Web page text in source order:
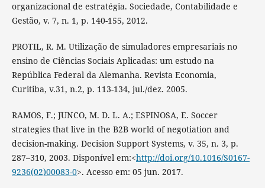
organizacional de estratégia. Sociedade, Contabilidade e
Gestão, v. 7, n. 1, p. 140-155, 2012.
PROTIL, R. M. Utilização de simuladores empresariais no
ensino de Ciências Sociais Aplicadas: um estudo na
República Federal da Alemanha. Revista Economia,
Curitiba, v.31, n.2, p. 113-134, jul./dez. 2005.
RAMOS, F.; JUNCO, M. D. L. A.; ESPINOSA, E. Soccer
strategies that live in the B2B world of negotiation and
decision-making. Decision Support Systems, v. 35, n. 3, p.
287–310, 2003. Disponível em:<http://doi.org/10.1016/S0167-
9236(02)00083-0>. Acesso em: 05 jun. 2017.